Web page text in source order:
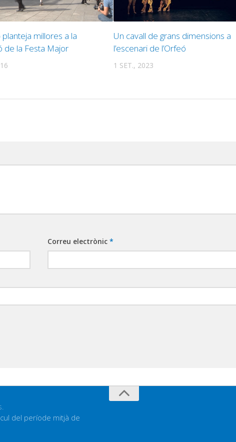
planteja millores a la
de la Festa Major
Un cavall de grans dimensions a
l’escenari de l’Orfeó
1 SET., 2023
Correu electrònic*
del període mitjà de